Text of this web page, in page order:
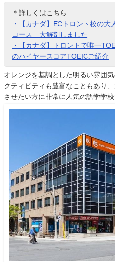
＊詳しくはこちら
・【カナダ】ECトロント校の
コース」大解剖しました
・【カナダ】トロントで唯一
のハイヤースコアTOEICご紹介
オレンジを基調とした明るい雰囲
クティビティも豊富なこともあり
させたい方に非常に人気の語学学校